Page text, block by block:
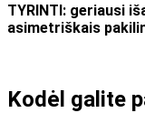
TYRINTI: geriausi
asimetriškais
Kodėl galite